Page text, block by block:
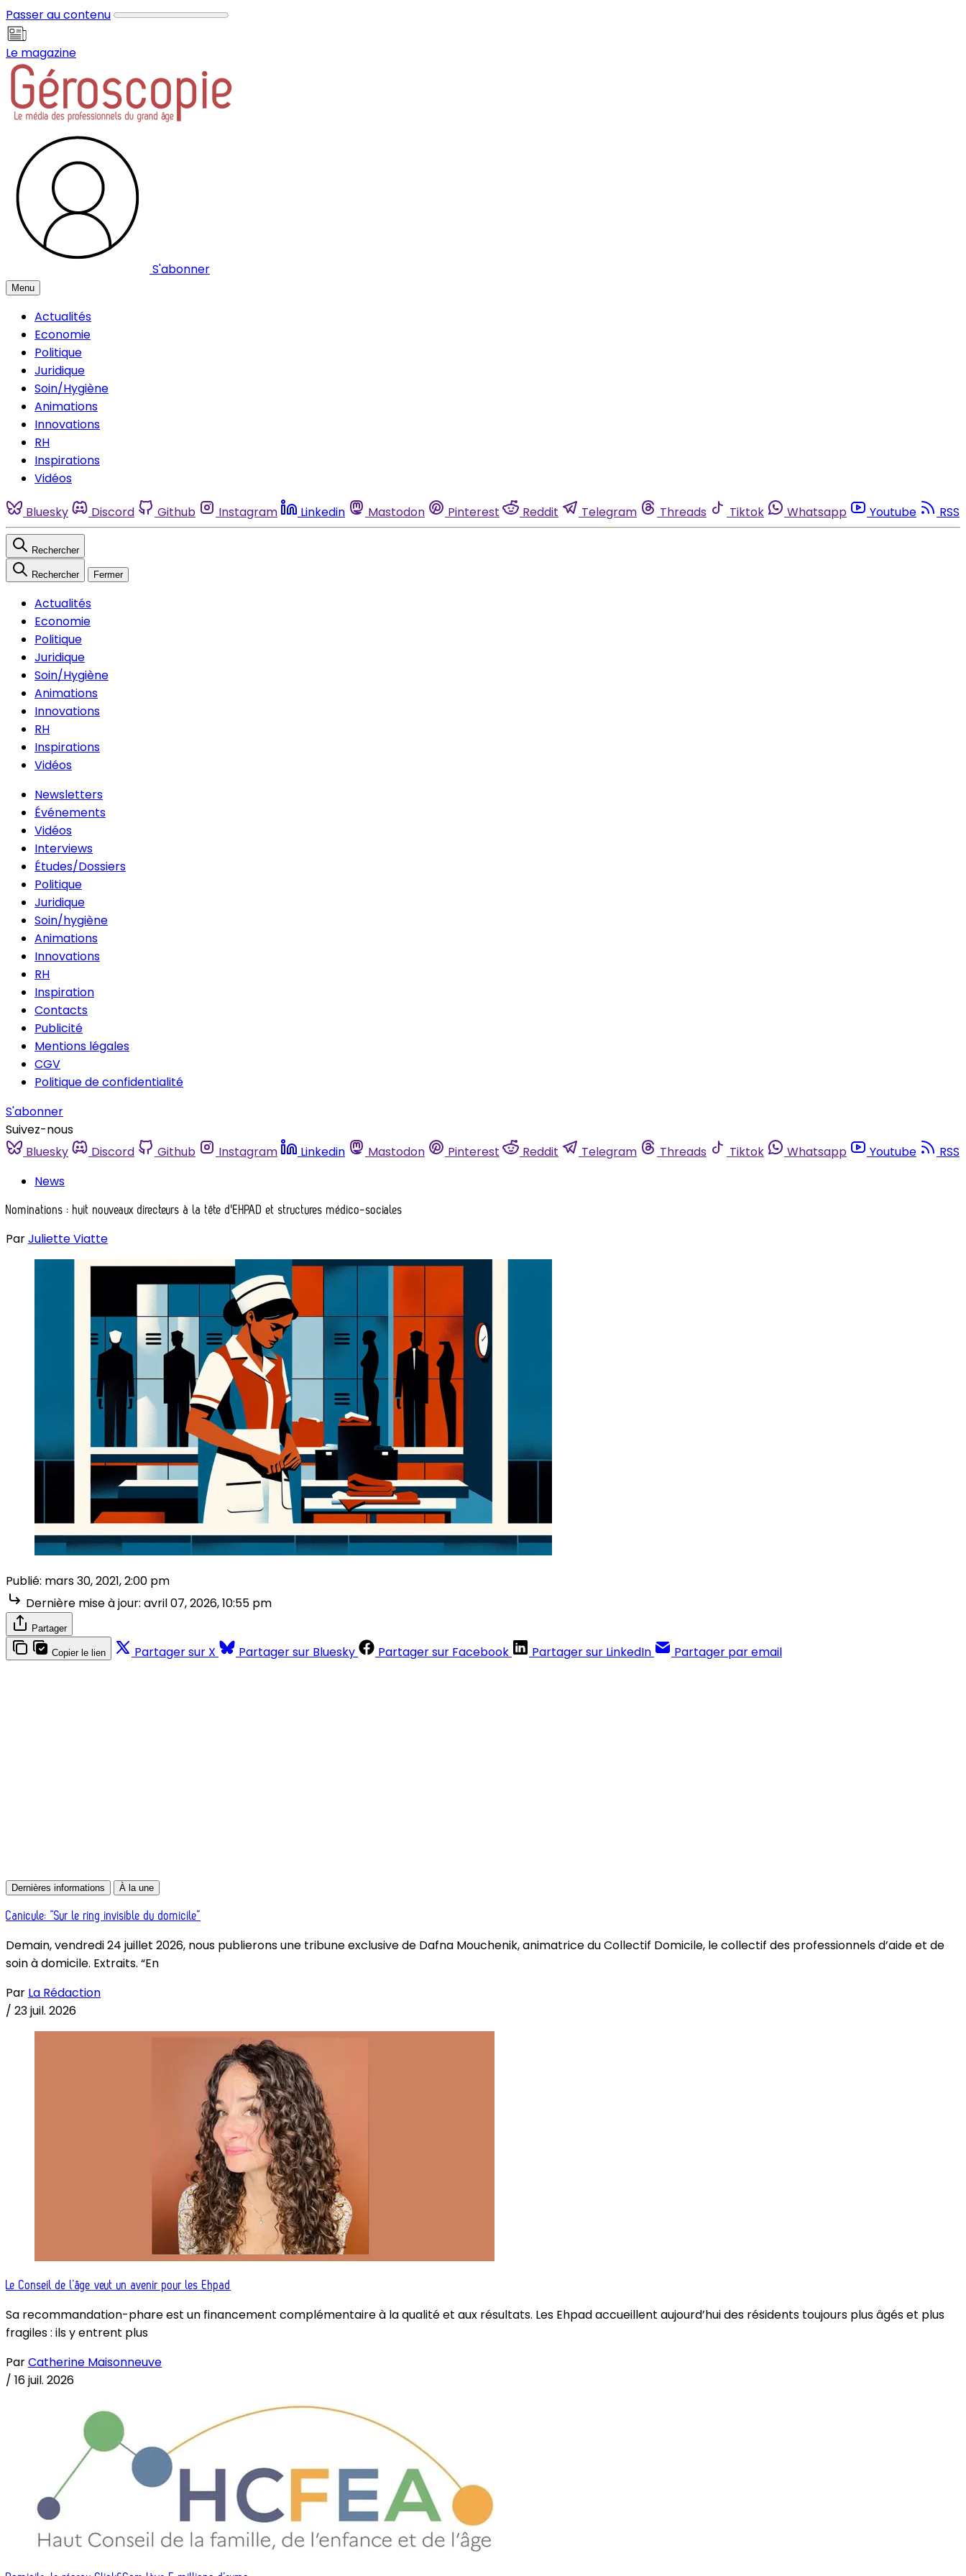
Passer au contenu
Le magazine
S'abonner
Menu
Actualités
Economie
Politique
Juridique
Soin/Hygiène
Animations
Innovations
RH
Inspirations
Vidéos
Bluesky Discord Github Instagram Linkedin Mastodon Pinterest Reddit Telegram Threads Tiktok Whatsapp Youtube RSS
Rechercher
Rechercher Fermer
Actualités
Economie
Politique
Juridique
Soin/Hygiène
Animations
Innovations
RH
Inspirations
Vidéos
Newsletters
Événements
Vidéos
Interviews
Études/Dossiers
Politique
Juridique
Soin/hygiène
Animations
Innovations
RH
Inspiration
Contacts
Publicité
Mentions légales
CGV
Politique de confidentialité
S'abonner
Suivez-nous
Bluesky
Discord Github Instagram Linkedin Mastodon Pinterest Reddit Telegram Threads Tiktok Whatsapp Youtube
RSS
News
Nominations : huit nouveaux directeurs à la tête d'EHPAD et structures médico-sociales
ParJuliette Viatte
Publié: mars 30, 2021, 2:00 pm
Dernière mise à jour: avril 07, 2026, 10:55 pm
Partager
Copier le lien Partager sur X Partager sur Bluesky Partager sur Facebook Partager sur LinkedIn Partager par email
Dernières informations À la une
Canicule: “Sur le ring invisible du domicile”
Demain, vendredi 24 juillet 2026, nous publierons une tribune exclusive de Dafna Mouchenik, animatrice du Collectif Domicile, le collectif des professionnels d’aide et de
soin à domicile. Extraits. “En
Par La Rédaction
/ 23 juil. 2026
Le Conseil de l’âge veut un avenir pour les Ehpad
Sa recommandation-phare est un financement complémentaire à la qualité et aux résultats. Les Ehpad accueillent aujourd’hui des résidents toujours plus âgés et plus
fragiles : ils y entrent plus
ParCatherine Maisonneuve
/ 16 juil. 2026
Panneau de gestion des cookies